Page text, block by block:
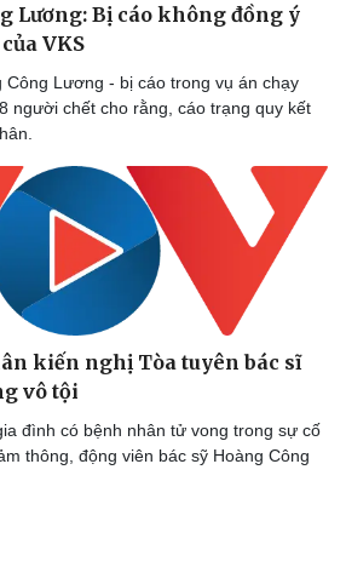
Lương: Bị cáo không đồng ý
VKS
Công Lương - bị cáo trong vụ án chạy
người chết cho rằng, cáo trạng quy kết
kiến nghị Tòa tuyên bác sĩ
vô tội
đình có bệnh nhân tử vong trong sự cố
thông, động viên bác sỹ Hoàng Công